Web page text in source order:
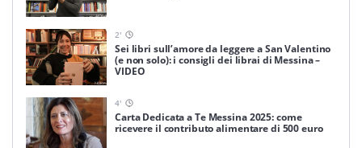
2'
Sei libri sull’amore da leggere a San Valentino
(e non solo): i consigli dei librai di Messina –
VIDEO
4'
Carta Dedicata a Te Messina 2025: come
ricevere il contributo alimentare di 500 euro